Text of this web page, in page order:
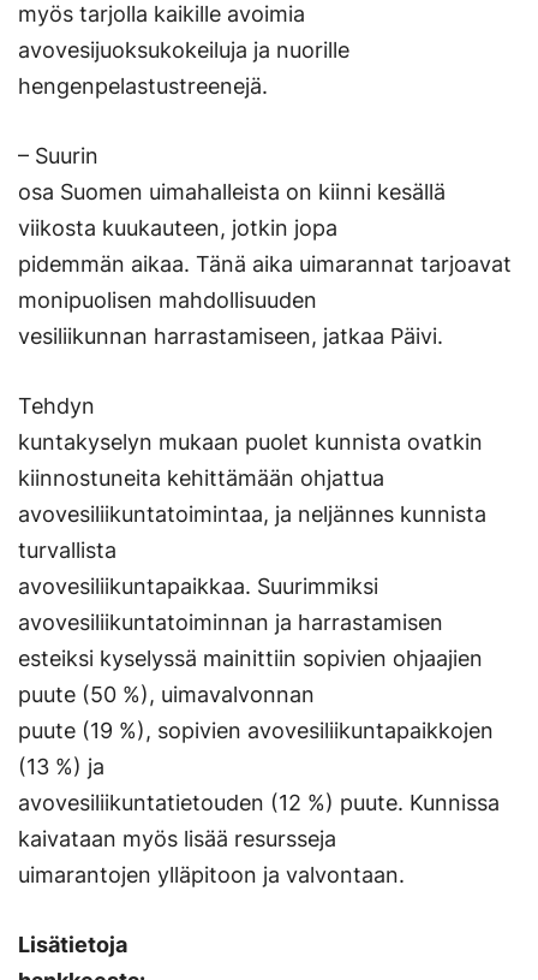
myös tarjolla kaikille avoimia
avovesijuoksukokeiluja ja nuorille
hengenpelastustreenejä.
– Suurin
osa Suomen uimahalleista on kiinni kesällä
viikosta kuukauteen, jotkin jopa
pidemmän aikaa. Tänä aika uimarannat tarjoavat
monipuolisen mahdollisuuden
vesiliikunnan harrastamiseen, jatkaa Päivi.
Tehdyn
kuntakyselyn mukaan puolet kunnista ovatkin
kiinnostuneita kehittämään ohjattua
avovesiliikuntatoimintaa, ja neljännes kunnista
turvallista
avovesiliikuntapaikkaa. Suurimmiksi
avovesiliikuntatoiminnan ja harrastamisen
esteiksi kyselyssä mainittiin sopivien ohjaajien
puute (50 %), uimavalvonnan
puute (19 %), sopivien avovesiliikuntapaikkojen
(13 %) ja
avovesiliikuntatietouden (12 %) puute. Kunnissa
kaivataan myös lisää resursseja
uimarantojen ylläpitoon ja valvontaan.
Lisätietoja